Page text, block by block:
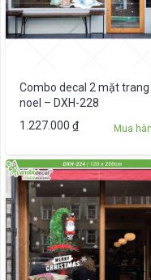
Combo decal 2 mặt
noel – DXH-228
1.227.000 ₫ Mua